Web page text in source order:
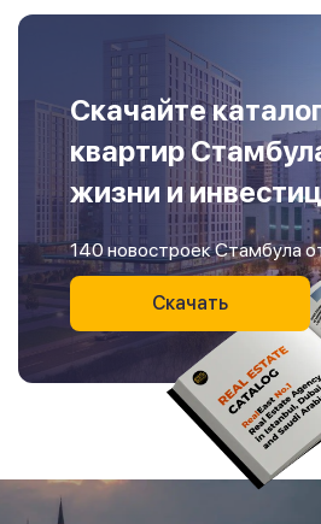
Скачайте
квартир
жизни и
140 новостроек Стамбула
Скачать